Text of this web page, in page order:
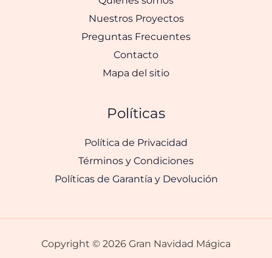
Nuestros Proyectos
Preguntas Frecuentes
Contacto
Mapa del sitio
Políticas
Política de Privacidad
Términos y Condiciones
Políticas de Garantía y Devolución
Copyright © 2026 Gran Navidad Mágica